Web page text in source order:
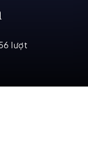
lượt